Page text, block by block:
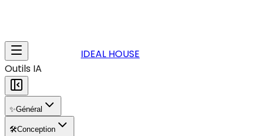
IDEAL HOUSE
Outils IA
✨Général
🛠️Conception